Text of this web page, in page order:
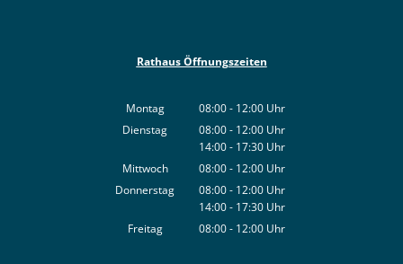
Rathaus Öffnungszeiten
Montag 08:00- 12:00 Uhr
Von 08:00 bis 12:00 Uhr
Dienstag 08:00- 12:00 Uhr
Von 08:00 bis 12:00 Uhr
14:00- 17:30 Uhr
Von 14:00 bis 17:30 Uhr
Mittwoch 08:00- 12:00 Uhr
Von 08:00 bis 12:00 Uhr
Donnerstag 08:00- 12:00 Uhr
Von 08:00 bis 12:00 Uhr
14:00- 17:30 Uhr
Von 14:00 bis 17:30 Uhr
Freitag 08:00- 12:00 Uhr